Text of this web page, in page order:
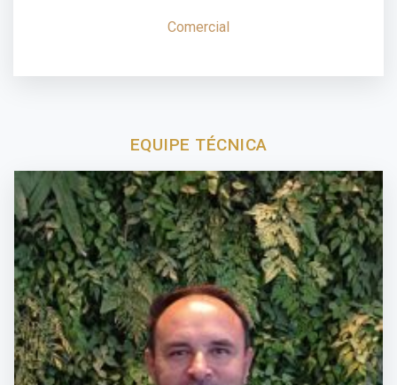
Comercial
EQUIPE TÉCNICA